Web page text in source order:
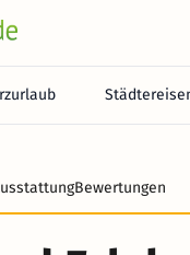
erforderlich!
Bewertungen